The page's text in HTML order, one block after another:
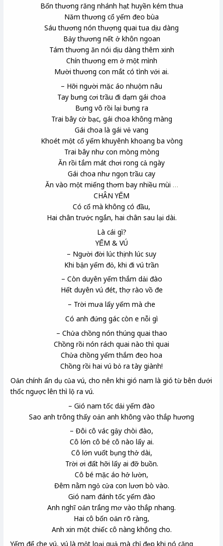
Bốn thương răng nhánh hạt huyền kém thua
Năm thương cổ yếm đeo bùa
Sáu thương nón thượng quai tua dịu dàng
Bảy thương nết ở khôn ngoan
Tám thương ăn nói dịu dàng thêm xinh
Chín thương em ở một mình
Mười thương con mắt có tình với ai.
– Hỡi người mặc áo nhuộm nâu
Tay bưng cơi trầu đi dạm gái choa
Bưng vô rồi lại bưng ra
Trai bây cờ bạc, gái choa không màng
Gái choa là gái vẻ vang
Khoét một cổ yếm khuyênh khoang ba vòng
Trai bây như con mòng mòng
Ăn rồi tắm mát chơi rong cả ngày
Gái choa như ngọn trầu cay
Ăn vào một miếng thơm bay nhiều mùi …
CHÂN YẾM
Có cổ mà không có đầu,
Hai chân trước ngắn, hai chân sau lại dài.
Là cái gì?
YẾM & VÚ
– Người đời lúc thịnh lúc suy
Khi bận yếm đỏ, khi đi vú trần
– Còn duyên yếm thắm dải đào
Hết duyên vú đét, thợ rào vồ đe
– Trời mưa lấy yếm mà che
Có anh đứng gác còn e nỗi gì
– Chửa chồng nón thúng quai thao
Chồng rồi nón rách quai nào thì quai
Chửa chồng yếm thắm đeo hoa
Chồng rồi hai vú bỏ ra tày giành!
Oản chính ẩn dụ của vú, cho nên khi gió nam là gió từ bên dưới
thốc ngược lên thì lộ ra vú.
– Gió nam tốc dải yếm đào
Sao anh trông thấy oản anh không vào thắp hương
– Đôi cô vác gậy chòi đào,
Cô lớn cô bé cô nào lấy ai.
Cô lớn vuốt bụng thở dài,
Trời ơi đất hỡi lấy ai đỡ buồn.
Cô bé mặc áo hở lườn,
Đêm nằm ngỏ cửa con lươn bò vào.
Gió nam đánh tốc yếm đào
Anh nghĩ oản trắng mơ vào thắp nhang.
Hai cô bốn oản rõ ràng,
Anh xin một chiếc cô nàng không cho.
Yếm để che vú, vú là một loại quả mà chỉ đẹp khi nó căng